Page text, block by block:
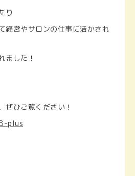
り
経営やサロンの仕事に活かされ
ました！
ぜひご覧ください！
plus